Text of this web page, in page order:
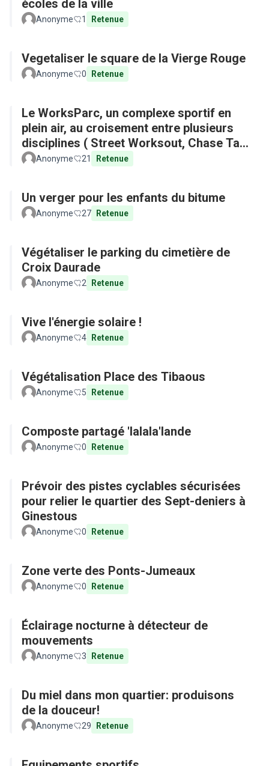
écoles de la ville
Anonyme 1 Retenue
Vegetaliser le square de la Vierge Rouge
Anonyme 0 Retenue
Le WorksParc, un complexe sportif en
plein air, au croisement entre plusieurs
disciplines ( Street Worksout, Chase Tag,
Parkour)
Anonyme 21 Retenue
Un verger pour les enfants du bitume
Anonyme 27 Retenue
Végétaliser le parking du cimetière de
Croix Daurade
Anonyme 2 Retenue
Vive l'énergie solaire !
Anonyme 4 Retenue
Végétalisation Place des Tibaous
Anonyme 5 Retenue
Composte partagé 'lalala'lande
Anonyme 0 Retenue
Prévoir des pistes cyclables sécurisées
pour relier le quartier des Sept-deniers à
Ginestous
Anonyme 0 Retenue
Zone verte des Ponts-Jumeaux
Anonyme 0 Retenue
Éclairage nocturne à détecteur de
mouvements
Anonyme 3 Retenue
Du miel dans mon quartier: produisons
de la douceur!
Anonyme 29 Retenue